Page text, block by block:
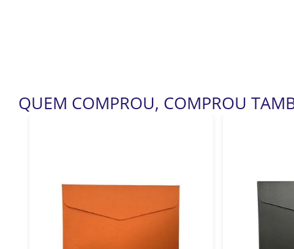
QUEM COMPROU, COMPROU